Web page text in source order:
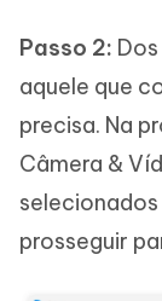
Passo 2:
aquele que
precisa. Na
Câmera &
prosseguir